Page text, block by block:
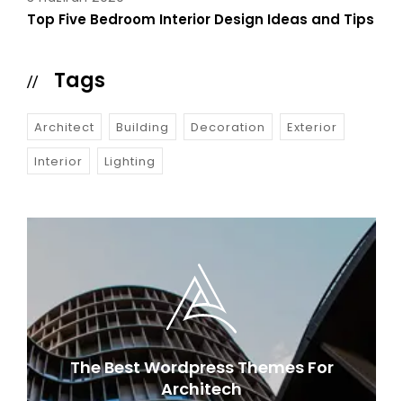
Top Five Bedroom Interior Design Ideas and Tips
Tags
Architect Building Decoration
Exterior
Interior
Lighting
The Best Wordpress Themes For
Architech